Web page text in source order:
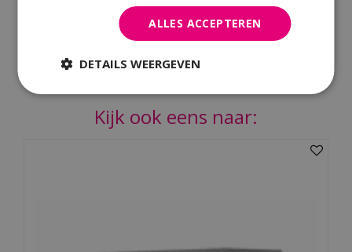
Dit product kopen
Kijk ook eens naar:
ALLES ACCEPTEREN
DETAILS WEERGEVEN